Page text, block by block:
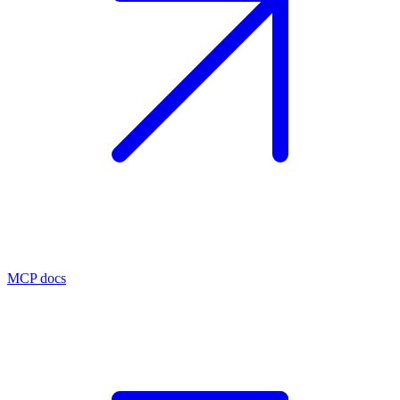
MCP docs